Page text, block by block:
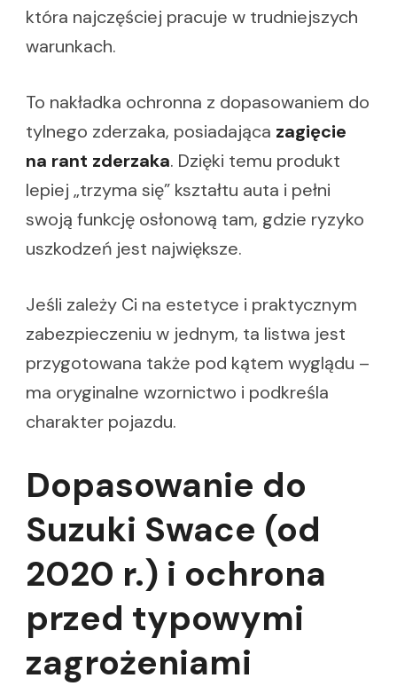
która najczęściej pracuje w trudniejszych
warunkach.
To nakładka ochronna z dopasowaniem do
tylnego zderzaka, posiadająca zagięcie
na rant zderzaka. Dzięki temu produkt
lepiej „trzyma się” kształtu auta i pełni
swoją funkcję osłonową tam, gdzie ryzyko
uszkodzeń jest największe.
Jeśli zależy Ci na estetyce i praktycznym
zabezpieczeniu w jednym, ta listwa jest
przygotowana także pod kątem wyglądu –
ma oryginalne wzornictwo i podkreśla
charakter pojazdu.
Dopasowanie do
Suzuki Swace (od
2020 r.) i ochrona
przed typowymi
zagrożeniami